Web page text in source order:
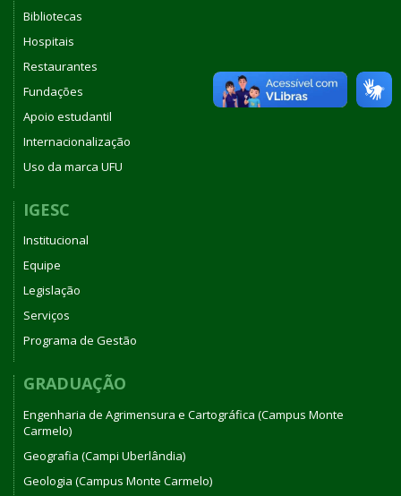
Bibliotecas
Hospitais
Restaurantes
Fundações
Apoio estudantil
Internacionalização
Uso da marca UFU
IGESC
Institucional
Equipe
Legislação
Serviços
Programa de Gestão
GRADUAÇÃO
Engenharia de Agrimensura e Cartográfica (Campus Monte
Carmelo)
Geografia (Campi Uberlândia)
Geologia (Campus Monte Carmelo)